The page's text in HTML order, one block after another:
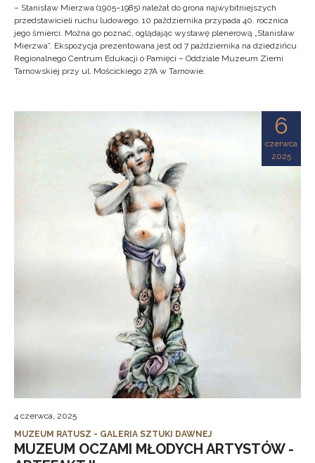
– Stanisław Mierzwa (1905–1985) należał do grona najwybitniejszych
przedstawicieli ruchu ludowego. 10 października przypada 40. rocznica
jego śmierci. Można go poznać, oglądając wystawę plenerową „Stanisław
Mierzwa”. Ekspozycja prezentowana jest od 7 października na dziedzińcu
Regionalnego Centrum Edukacji o Pamięci – Oddziale Muzeum Ziemi
Tarnowskiej przy ul. Mościckiego 27A w Tarnowie.
6
czerwca
2025
4 czerwca, 2025
MUZEUM RATUSZ - GALERIA SZTUKI DAWNEJ
MUZEUM OCZAMI MŁODYCH ARTYSTÓW -